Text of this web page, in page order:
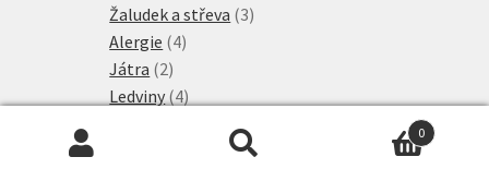
produktů
Žaludek a střeva 33
Alergie 44
Játra 22
produkty
Ledviny 44
produktů
Nadváha & diabetes
0